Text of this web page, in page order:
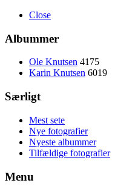
Close
Albummer
Ole Knutsen 4175
Karin Knutsen 6019
Særligt
Mest sete
Nye fotografier
Nyeste albummer
Tilfældige fotografier
Menu